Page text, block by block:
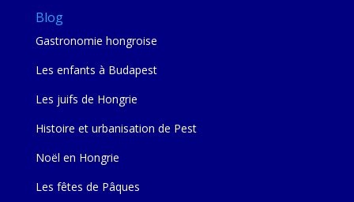
Blog
Gastronomie hongroise
Les enfants à Budapest
Les juifs de Hongrie
Histoire et urbanisation de Pest
Noël en Hongrie
Les fêtes de Pâques